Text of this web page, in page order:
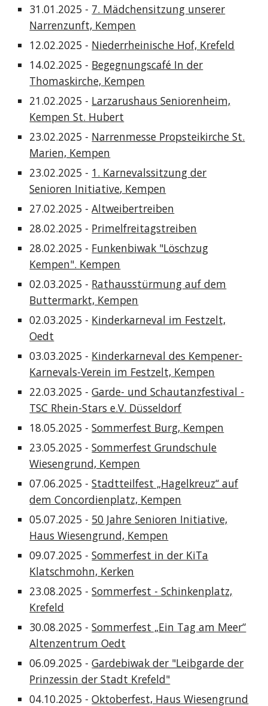
31.01.2025 - 7. Mädchensitzung unserer
Narrenzunft, Kempen
12.02.2025 - Niederrheinische Hof, Krefeld
14.02.2025 - Begegnungscafé In der
Thomaskirche, Kempen
21.02.2025 - Larzarushaus Seniorenheim,
Kempen St. Hubert
23.02.2025 - Narrenmesse Propsteikirche St.
Marien, Kempen
23.02.2025 - 1. Karnevalssitzung der
Senioren Initiative, Kempen
27.02.2025 -Altweibertreiben
28.02.2025 - Primelfreitagstreiben
28.02.2025 - Funkenbiwak "Löschzug
Kempen". Kempen
02.03.2025 - Rathausstürmung auf dem
Buttermarkt, Kempen
02.03.2025 - Kinderkarneval im Festzelt,
Oedt
03.03.2025 - Kinderkarneval des Kempener-
Karnevals-Verein im Festzelt, Kempen
22.03.2025 -Garde- und Schautanzfestival -
TSC Rhein-Stars e.V. Düsseldorf
18.05.2025 -Sommerfest Burg, Kempen
23.05.2025 -Sommerfest Grundschule
Wiesengrund, Kempen
07.06.2025 -Stadtteilfest „Hagelkreuz“ auf
dem Concordienplatz, Kempen
05.07.2025 - 50 Jahre Senioren Initiative,
Haus Wiesengrund, Kempen
09.07.2025 -Sommerfest in der KiTa
Klatschmohn, Kerken
23.08.2025 -Sommerfest - Schinkenplatz,
Krefeld
30.08.2025 -Sommerfest „Ein Tag am Meer“
Altenzentrum Oedt
06.09.2025 -Gardebiwak der "Leibgarde der
Prinzessin der Stadt Krefeld"
04.10.2025 -Oktoberfest, Haus Wiesengrund